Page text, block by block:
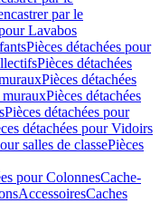
par le
Lavabos
Pièces détachées pour
Pièces détachées
Pièces détachées
Pièces détachées
Pièces détachées pour
détachées pour Vidoirs
salles de classePièces
pour ColonnesCache-
AccessoiresCaches